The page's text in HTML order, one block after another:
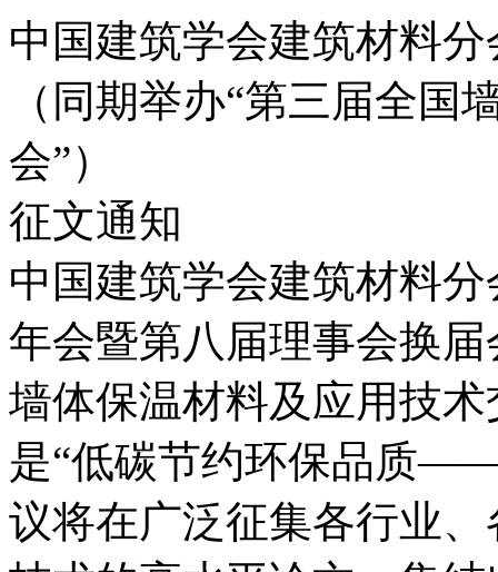
中国建筑学会建筑材料
（同期举办“第三届全国
会”）
征文通知
中国建筑学会建筑材料
年会暨第八届理事会换
墙体保温材料及应用技
是“低碳节约环保品质
议将在广泛征集各行业